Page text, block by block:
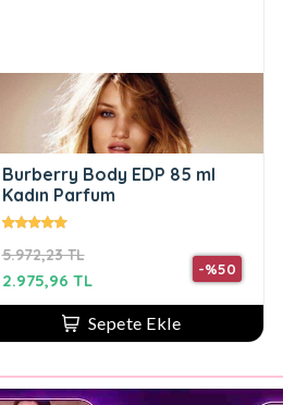
Burberry Body EDP 85 ml
Kadın Parfum
5.972,23 TL
-%50
2.975,96 TL
Sepete Ekle